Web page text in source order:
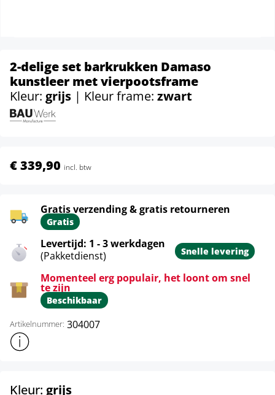
2-delige set barkrukken Damaso
kunstleer met vierpootsframe
Kleur: grijs | Kleur frame: zwart
€ 339,90 incl. btw
Gratis verzending & gratis retourneren
Gratis
Levertijd: 1 - 3 werkdagen
(Pakketdienst)
Snelle levering
Momenteel erg populair, het loont om snel
te zijn
Beschikbaar
Artikelnummer: 304007
Toon meer productinformatie
Kleur: grijsselect